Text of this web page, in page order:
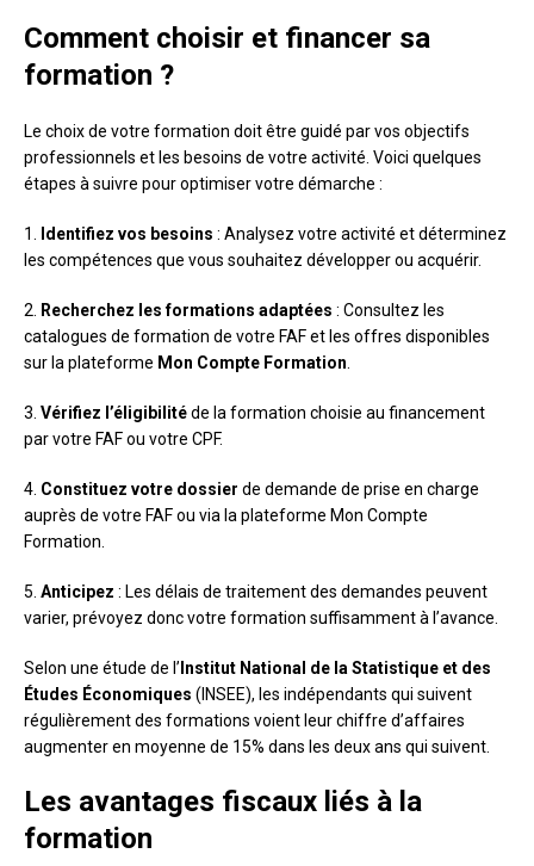
Comment choisir et financer sa
formation ?
Le choix de votre formation doit être guidé par vos objectifs
professionnels et les besoins de votre activité. Voici quelques
étapes à suivre pour optimiser votre démarche :
1. Identifiez vos besoins : Analysez votre activité et déterminez
les compétences que vous souhaitez développer ou acquérir.
2. Recherchez les formations adaptées : Consultez les
catalogues de formation de votre FAF et les offres disponibles
sur la plateforme Mon Compte Formation
3. Vérifiez l’éligibilitéde la formation choisie au financement
par votre FAF ou votre CPF.
4. Constituez votre dossier de demande de prise en charge
auprès de votre FAF ou via la plateforme Mon Compte
Formation.
5. Anticipez : Les délais de traitement des demandes peuvent
varier, prévoyez donc votre formation suffisamment à l’avance.
Selon une étude de l’ Institut National de la Statistique et des
Études Économiques (INSEE), les indépendants qui suivent
régulièrement des formations voient leur chiffre d’affaires
augmenter en moyenne de 15% dans les deux ans qui suivent.
Les avantages fiscaux liés à la
formation